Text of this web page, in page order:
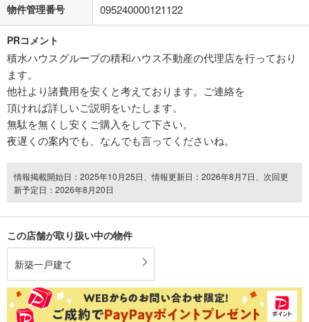
物件管理番号 095240000121122
PRコメント
積水ハウスグループの積和ハウス不動産の代理店を行っており
ます。
他社より諸費用を安くと考えております。ご連絡を
頂ければ詳しいご説明をいたします。
無駄を無くし安くご購入をして下さい。
夜遅くの案内でも、なんでも言ってくださいね。
情報掲載開始日：2025年10月25日、情報更新日：2026年8月7日、次回更
新予定日：2026年8月20日
この店舗が取り扱い中の物件
新築一戸建て